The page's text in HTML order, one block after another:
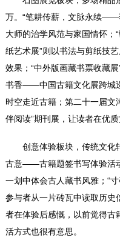
万。“笔耕传薪，文脉永续——
大师的治学风范与家国情怀
纸艺术展”则以书法与剪纸技
效果；“中外版画藏书票收藏
书香——中国古籍文化展跨城
时空走近古籍；第二十一届文
伴阅读”期刊展，让读者在优
创意体验板块，传统文化
古意——古籍题签书写体验活
一划中体会古人藏书风雅；“
参与者从一片砖瓦中读取历史
者在体验后感慨，以前觉得古
活方式也很有意思。